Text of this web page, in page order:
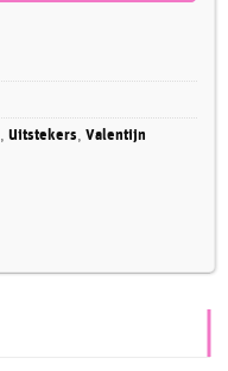
,Uitstekers,Valentijn